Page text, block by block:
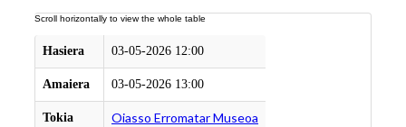
Hasiera 03-05-2026 12:00
Amaiera 03-05-2026 13:00
Tokia Oiasso Erromatar Museoa